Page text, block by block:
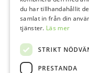
du har tillhandahållit
samlat in från din
tjänster. Läs mer
STRIKT
PRESTANDA